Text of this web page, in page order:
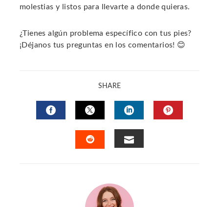
molestias y listos para llevarte a donde quieras.
¿Tienes algún problema específico con tus pies?
¡Déjanos tus preguntas en los comentarios! 😊
SHARE
FACEBOOKTWITTERLINKEDIN